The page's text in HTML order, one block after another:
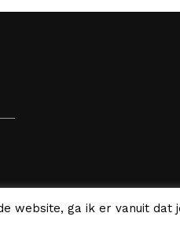
website, ga ik er vanuit dat